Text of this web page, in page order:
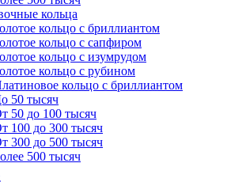
кольца
кольцо с бриллиантом
кольцо с сапфиром
кольцо с изумрудом
кольцо с рубином
кольцо с бриллиантом
50 тысяч
50 до 100 тысяч
100 до 300 тысяч
300 до 500 тысяч
500 тысяч